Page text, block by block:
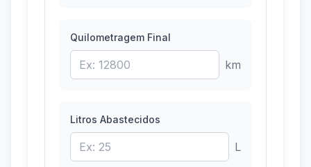
Quilometragem Final
km
Litros Abastecidos
L